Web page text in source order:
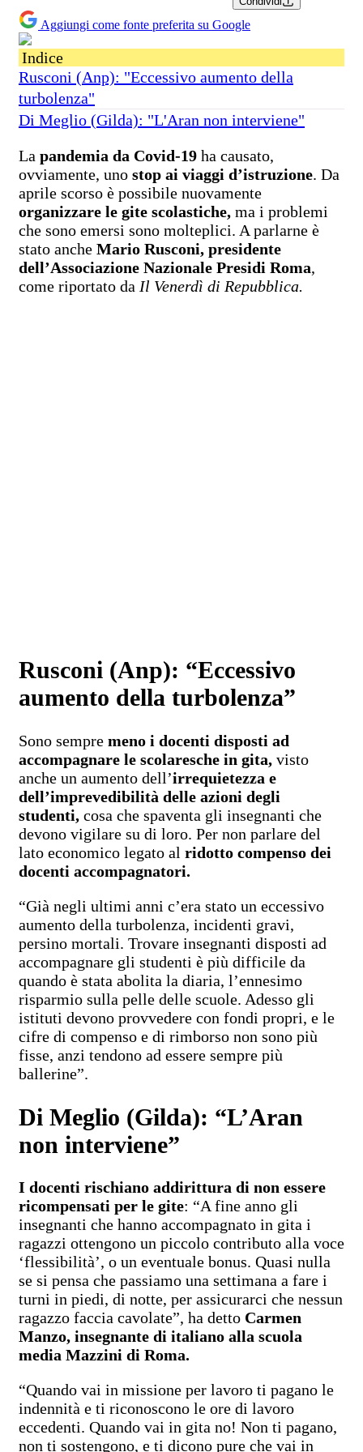
Aggiungi come fonte preferita su Google
Indice
Rusconi (Anp): "Eccessivo aumento della
turbolenza"
Di Meglio (Gilda): "L'Aran non interviene"
La pandemia da Covid-19 ha causato,
ovviamente, uno stop ai viaggi d’istruzione. Da
aprile scorso è possibile nuovamente
organizzare le gite scolastiche, ma i problemi
che sono emersi sono molteplici. A parlarne è
stato anche Mario Rusconi, presidente
dell’Associazione Nazionale Presidi Roma,
come riportato da Il Venerdì di Repubblica.
Rusconi (Anp): “Eccessivo
aumento della turbolenza”
Sono sempre meno i docenti disposti ad
accompagnare le scolaresche in gita, visto
anche un aumento dell’irrequietezza e
dell’imprevedibilità delle azioni degli
studenti, cosa che spaventa gli insegnanti che
devono vigilare su di loro. Per non parlare del
lato economico legato al ridotto compenso dei
docenti accompagnatori.
“Già negli ultimi anni c’era stato un eccessivo
aumento della turbolenza, incidenti gravi,
persino mortali. Trovare insegnanti disposti ad
accompagnare gli studenti è più difficile da
quando è stata abolita la diaria, l’ennesimo
risparmio sulla pelle delle scuole. Adesso gli
istituti devono provvedere con fondi propri, e le
cifre di compenso e di rimborso non sono più
fisse, anzi tendono ad essere sempre più
ballerine”.
Di Meglio (Gilda): “L’Aran
non interviene”
I docenti rischiano addirittura di non essere
ricompensati per le gite: “A fine anno gli
insegnanti che hanno accompagnato in gita i
ragazzi ottengono un piccolo contributo alla voce
‘flessibilità’, o un eventuale bonus. Quasi nulla
se si pensa che passiamo una settimana a fare i
turni in piedi, di notte, per assicurarci che nessun
ragazzo faccia cavolate”, ha detto Carmen
Manzo, insegnante di italiano alla scuola
media Mazzini di Roma.
“Quando vai in missione per lavoro ti pagano le
indennità e ti riconoscono le ore di lavoro
eccedenti. Quando vai in gita no! Non ti pagano,
non ti sostengono, e ti dicono pure che vai in